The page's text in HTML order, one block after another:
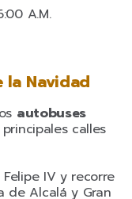
A.M.
Navidad
autobuses
calles
IV y recorre
de Alcalá y Gran